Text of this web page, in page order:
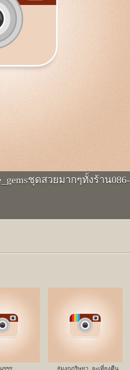
ชุดสวยมากๆทั้งร้าน086-
ๆๆๆ; #มงกุฎริษยา..จะเที่ยงคืน